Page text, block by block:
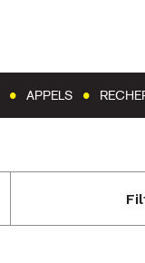
APPELS